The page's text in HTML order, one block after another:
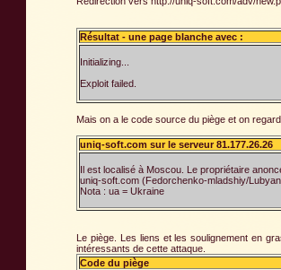
Résultat - une page blanche avec :
Initializing...
Exploit failed.
Mais on a le code source du piège et on
uniq-soft.com sur le serveur 81.177.26.26
Il est localisé à Moscou. Le propriétaire
uniq-soft.com (Fedorchenko-mladshiy/
Nota : ua = Ukraine
Le piège. Les liens et les soulignement en
intéressants de cette attaque.
Code du piège